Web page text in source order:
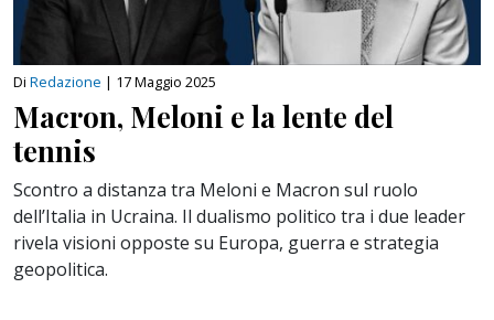
Di Redazione | 17 Maggio 2025
Macron, Meloni e la lente del
tennis
Scontro a distanza tra Meloni e Macron sul ruolo
dell’Italia in Ucraina. Il dualismo politico tra i due leader
rivela visioni opposte su Europa, guerra e strategia
geopolitica.